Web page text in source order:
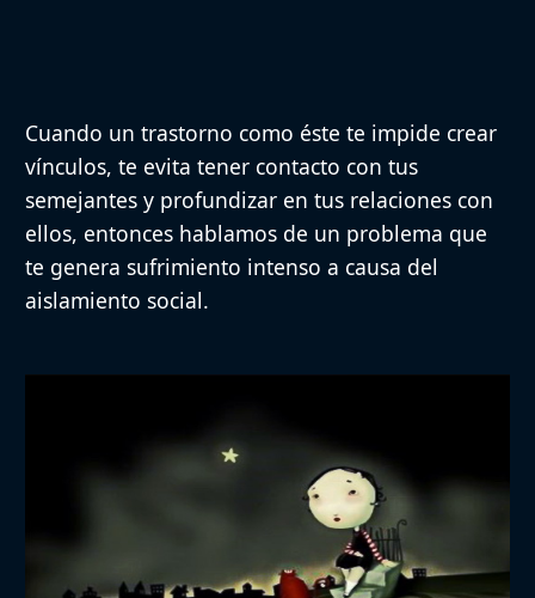
Cuando un trastorno como éste te impide crear
vínculos, te evita tener contacto con tus
semejantes y profundizar en tus relaciones con
ellos, entonces hablamos de un problema que
te genera sufrimiento intenso a causa del
aislamiento social.